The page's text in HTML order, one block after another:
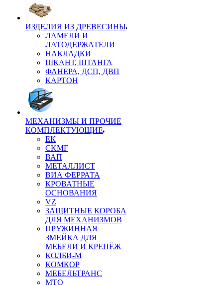
ИЗДЕЛИЯ ИЗ ДРЕВЕСИНЫ
ЛАМЕЛИ И
ЛАТОДЕРЖАТЕЛИ
НАКЛАДКИ
ШКАНТ, ШТАНГА
ФАНЕРА, ДСП, ДВП
КАРТОН
МЕХАНИЗМЫ И ПРОЧИЕ
КОМПЛЕКТУЮЩИЕ
ЕК
CKMF
ВАП
МЕТАЛЛИСТ
ВИА ФЕРРАТА
КРОВАТНЫЕ
ОСНОВАНИЯ
VZ
ЗАЩИТНЫЕ КОРОБА
ДЛЯ МЕХАНИЗМОВ
ПРУЖИННАЯ
ЗМЕЙКА ДЛЯ
МЕБЕЛИ И КРЕПЁЖ
КОЛБИ-М
КОМКОР
МЕБЕЛЬТРАНС
MTO